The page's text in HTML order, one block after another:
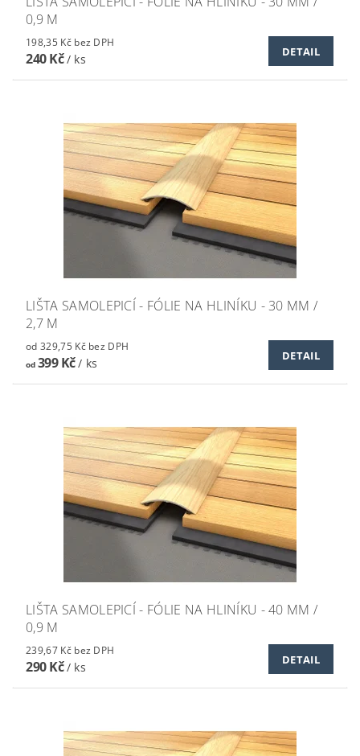
0,9 M
198,35 Kč bez DPH
240 Kč/ ks
DETAIL
LIŠTA SAMOLEPICÍ - FÓLIE NA HLINÍKU - 30 MM /
2,7 M
od 329,75 Kč bez DPH
od399 Kč/ ks
DETAIL
LIŠTA SAMOLEPICÍ - FÓLIE NA HLINÍKU - 40 MM /
0,9 M
239,67 Kč bez DPH
290 Kč/ ks
DETAIL